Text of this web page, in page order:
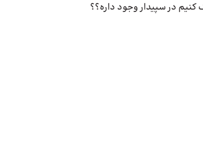
در سپیدار وجود داره؟؟